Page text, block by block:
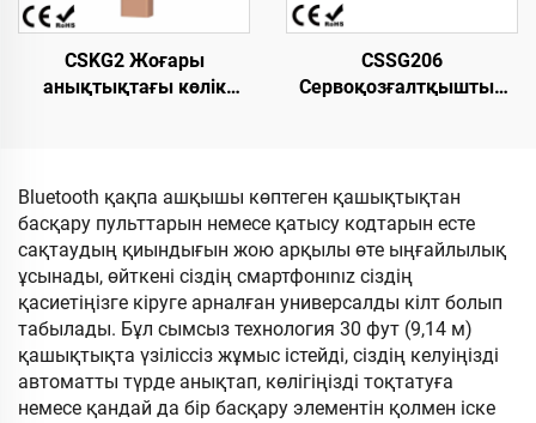
CSKG2 Жоғары
анықтықтағы көлік
дюймдық LCD экраны
CSSG206
Сервоқозғалтқыштың
турникет,
L1500×W150×H980 мм,
304 маркалы шойын
және акрил, қосымша
қауіпсіздік үшін
тапсырыс бойынша
жоғарғы бөлігі
Bluetooth қақпа ашқышы көптеген қашықтықтан
басқару пульттарын немесе қатысу кодтарын есте
сақтаудың қиындығын жою арқылы өте ыңғайлылық
ұсынады, өйткені сіздің смартфонınız сіздің
қасиетіңізге кіруге арналған универсалды кілт болып
табылады. Бұл сымсыз технология 30 фут (9,14 м)
қашықтықта үзіліссіз жұмыс істейді, сіздің келуіңізді
автоматты түрде анықтап, көлігіңізді тоқтатуға
немесе қандай да бір басқару элементін қолмен іске